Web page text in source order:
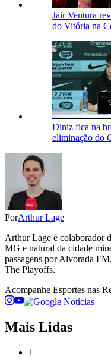
Jair Ventura
do Vitória na
Diniz fica na
eliminação do
PorArthur Lage
Arthur Lage é colaborador
MG e natural da cidade
passagens por Alvorada
The Playoffs.
Acompanhe Esportes nas
Mais Lidas
1